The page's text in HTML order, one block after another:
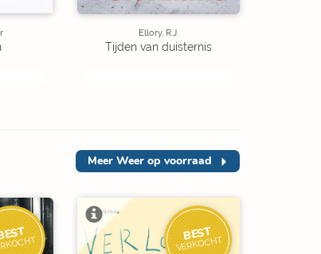
Ellory, R.J.
Tijden van duisternis
Meer Weer op voorraad
BEST
VERKOCHT